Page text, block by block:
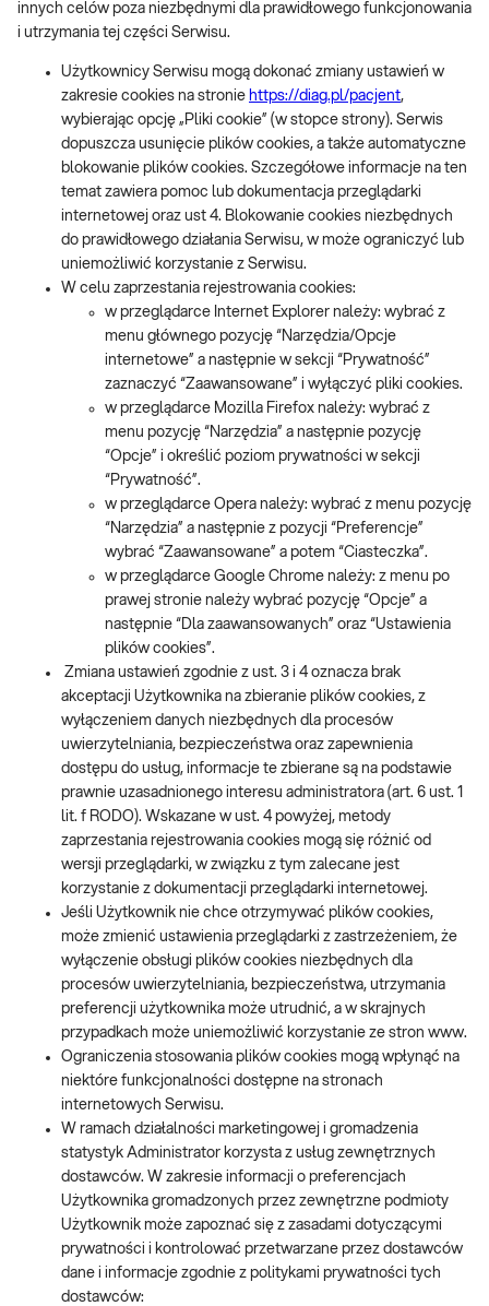
innych celów poza niezbędnymi dla prawidłowego funkcjonowania
i utrzymania tej części Serwisu.
Użytkownicy Serwisu mogą dokonać zmiany ustawień w
zakresie cookies na stronie https://diag.pl/pacjent,
wybierając opcję „Pliki cookie” (w stopce strony). Serwis
dopuszcza usunięcie plików cookies, a także automatyczne
blokowanie plików cookies. Szczegółowe informacje na ten
temat zawiera pomoc lub dokumentacja przeglądarki
internetowej oraz ust 4. Blokowanie cookies niezbędnych
do prawidłowego działania Serwisu, w może ograniczyć lub
uniemożliwić korzystanie z Serwisu.
W celu zaprzestania rejestrowania cookies:
w przeglądarce Internet Explorer należy: wybrać z
menu głównego pozycję “Narzędzia/Opcje
internetowe” a następnie w sekcji “Prywatność”
zaznaczyć “Zaawansowane” i wyłączyć pliki cookies.
w przeglądarce Mozilla Firefox należy: wybrać z
menu pozycję “Narzędzia” a następnie pozycję
“Opcje” i określić poziom prywatności w sekcji
“Prywatność”.
w przeglądarce Opera należy: wybrać z menu pozycję
“Narzędzia” a następnie z pozycji “Preferencje”
wybrać “Zaawansowane” a potem “Ciasteczka”.
w przeglądarce Google Chrome należy: z menu po
prawej stronie należy wybrać pozycję “Opcje” a
następnie “Dla zaawansowanych” oraz “Ustawienia
plików cookies”.
Zmiana ustawień zgodnie z ust. 3 i 4 oznacza brak
akceptacji Użytkownika na zbieranie plików cookies, z
wyłączeniem danych niezbędnych dla procesów
uwierzytelniania, bezpieczeństwa oraz zapewnienia
dostępu do usług, informacje te zbierane są na podstawie
prawnie uzasadnionego interesu administratora (art. 6 ust. 1
lit. f RODO). Wskazane w ust. 4 powyżej, metody
zaprzestania rejestrowania cookies mogą się różnić od
wersji przeglądarki, w związku z tym zalecane jest
korzystanie z dokumentacji przeglądarki internetowej.
Jeśli Użytkownik nie chce otrzymywać plików cookies,
może zmienić ustawienia przeglądarki z zastrzeżeniem, że
wyłączenie obsługi plików cookies niezbędnych dla
procesów uwierzytelniania, bezpieczeństwa, utrzymania
preferencji użytkownika może utrudnić, a w skrajnych
przypadkach może uniemożliwić korzystanie ze stron www.
Ograniczenia stosowania plików cookies mogą wpłynąć na
niektóre funkcjonalności dostępne na stronach
internetowych Serwisu.
W ramach działalności marketingowej i gromadzenia
statystyk Administrator korzysta z usług zewnętrznych
dostawców. W zakresie informacji o preferencjach
Użytkownika gromadzonych przez zewnętrzne podmioty
Użytkownik może zapoznać się z zasadami dotyczącymi
prywatności i kontrolować przetwarzane przez dostawców
dane i informacje zgodnie z politykami prywatności tych
dostawców: